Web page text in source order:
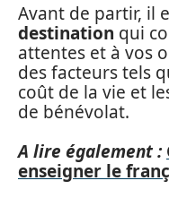
Avant de partir, il
destination qui
attentes et à vos
des facteurs tels
coût de la vie et
de bénévolat.
A lire également :
enseigner le